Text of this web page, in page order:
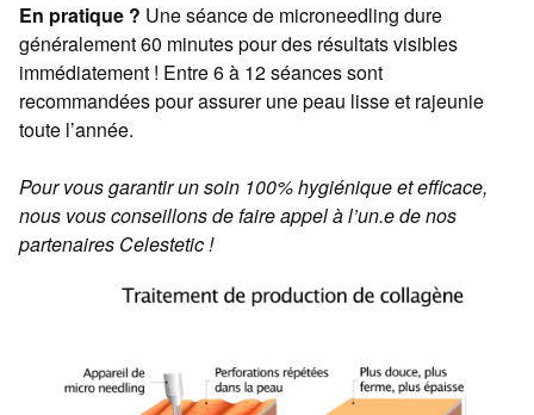
En pratique ? Une séance de microneedling dure
généralement 60 minutes pour des résultats visibles
immédiatement ! Entre 6 à 12 séances sont
recommandées pour assurer une peau lisse et rajeunie
toute l’année.
Pour vous garantir un soin 100% hygiénique et efficace,
nous vous conseillons de faire appel à l’un.e de nos
partenaires Celestetic !